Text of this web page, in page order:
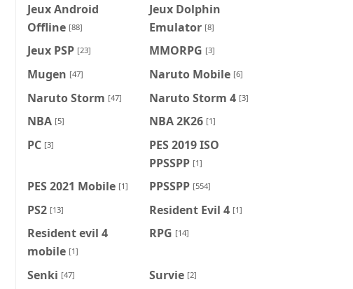
Jeux Android
Offline [88]
Jeux Dolphin
Emulator [8]
Jeux PSP [23] MMORPG [3]
Mugen [47] Naruto Mobile [6]
Naruto Storm [47] Naruto Storm 4 [3]
NBA [5] NBA 2K26 [1]
PC [3]
PES 2019 ISO
PPSSPP [1]
PES 2021 Mobile [1] PPSSPP [554]
PS2 [13] Resident Evil 4 [1]
Resident evil 4
mobile [1]
RPG [14]
Senki [47] Survie [2]